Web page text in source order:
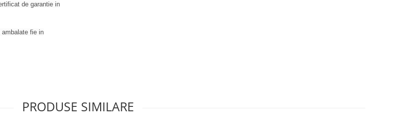
de garantie in
fie in
PRODUSE SIMILARE